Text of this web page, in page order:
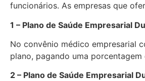
funcionários. As empresas que
1 – Plano de Saúde Empresarial
No convênio médico empresarial
plano, pagando uma
2 – Plano de Saúde Empresarial